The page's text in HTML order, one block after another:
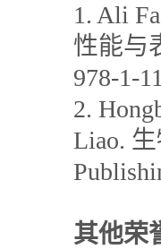
1. Ali
性能与
978-1-
2.
Liao.
其他荣